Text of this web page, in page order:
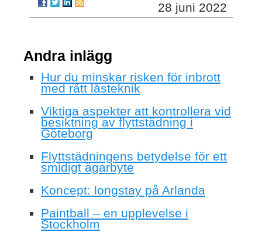
28 juni 2022
Andra inlägg
Hur du minskar risken för inbrott
med rätt låsteknik
Viktiga aspekter att kontrollera vid
besiktning av flyttstädning i
Göteborg
Flyttstädningens betydelse för ett
smidigt ägarbyte
Koncept: longstay på Arlanda
Paintball – en upplevelse i
Stockholm